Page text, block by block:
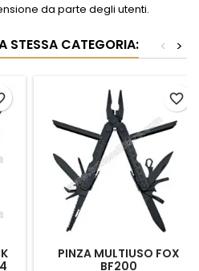
da parte degli utenti.
STESSA CATEGORIA: >
<
PINZA MULTIUSO FOX
BF200
favorite_border